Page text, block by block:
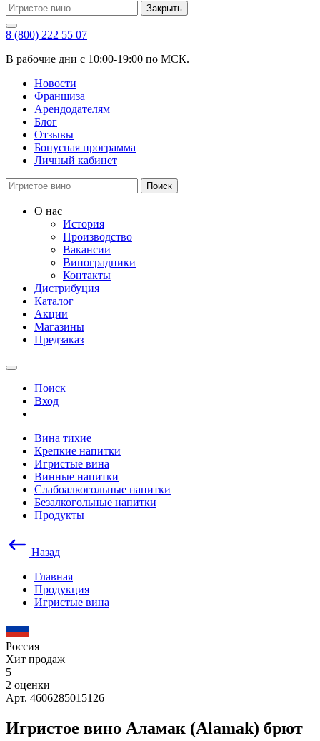
Закрыть
8 (800) 222 55 07
В рабочие дни с 10:00-19:00 по МСК.
Новости
Франшиза
Арендодателям
Блог
Отзывы
Бонусная программа
Личный кабинет
Поиск
О нас
История
Производство
Вакансии
Виноградники
Контакты
Дистрибуция
Каталог
Акции
Магазины
Предзаказ
Поиск
Вход
Вина тихие
Крепкие напитки
Игристые вина
Винные напитки
Слабоалкогольные напитки
Безалкогольные напитки
Продукты
Назад
Главная
Продукция
Игристые вина
Россия
Хит продаж
5
2 оценки
Арт. 4606285015126
Игристое вино Аламак (Alamak) брют